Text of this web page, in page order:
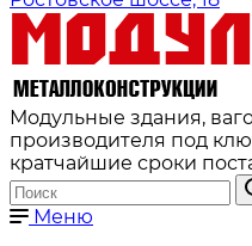
Модульные здания,
производителя под
кратчайшие сроки
Меню